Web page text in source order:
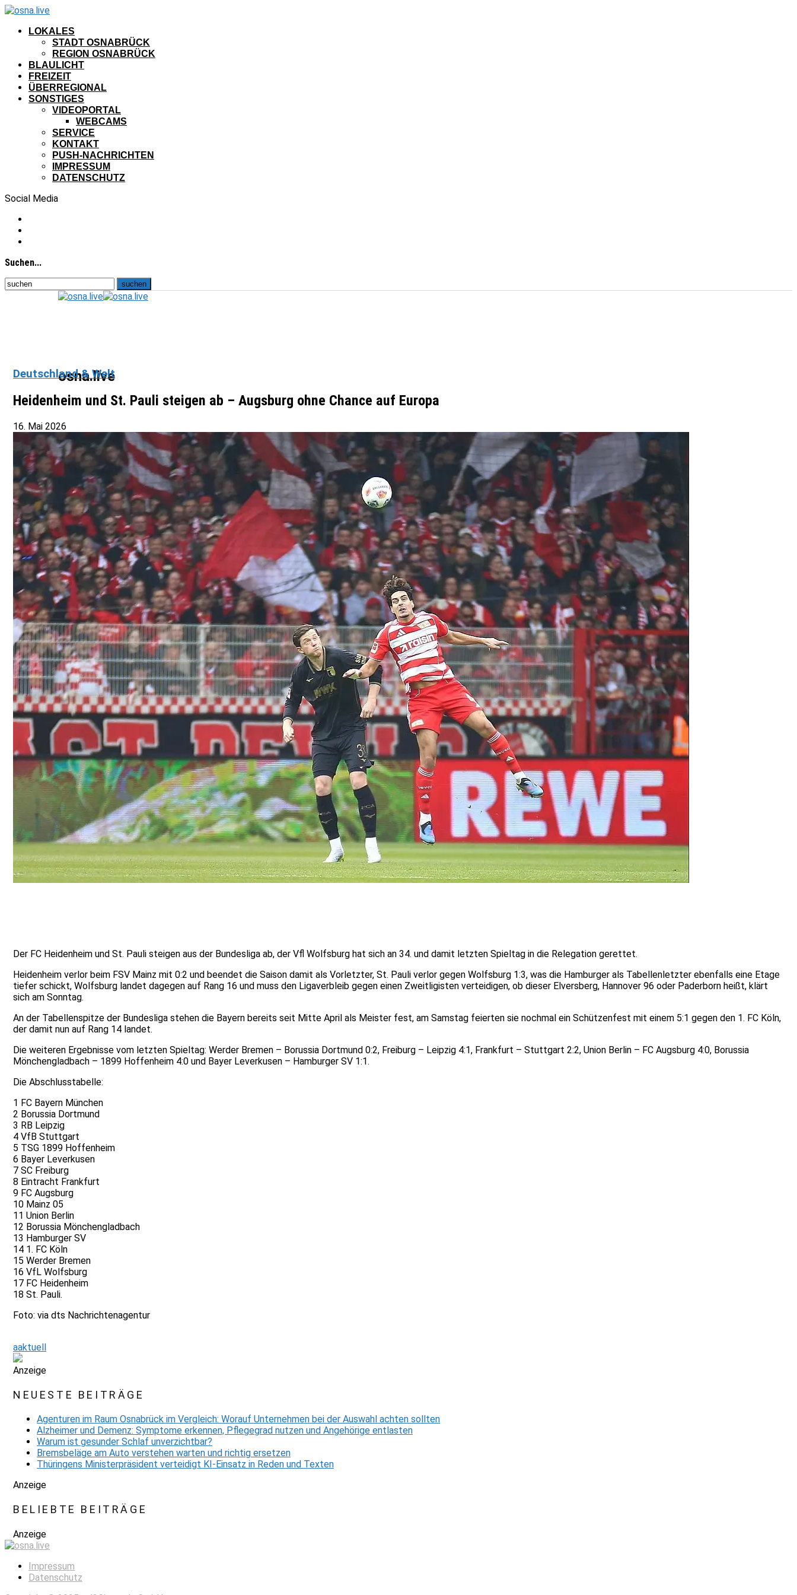
LOKALES
STADT OSNABRÜCK
REGION OSNABRÜCK
BLAULICHT
FREIZEIT
ÜBERREGIONAL
SONSTIGES
VIDEOPORTAL
WEBCAMS
SERVICE
KONTAKT
PUSH-NACHRICHTEN
IMPRESSUM
DATENSCHUTZ
Social Media
Suchen...
osna.live
Deutschland & Welt
Heidenheim und St. Pauli steigen ab – Augsburg ohne Chance auf Europa
16. Mai 2026
Der FC Heidenheim und St. Pauli steigen aus der Bundesliga ab, der Vfl Wolfsburg hat sich an 34. und damit letzten Spieltag in die Relegation gerettet.
Heidenheim verlor beim FSV Mainz mit 0:2 und beendet die Saison damit als Vorletzter, St. Pauli verlor gegen Wolfsburg 1:3, was die Hamburger als Tabellenletzter ebenfalls eine Etage
tiefer schickt, Wolfsburg landet dagegen auf Rang 16 und muss den Ligaverbleib gegen einen Zweitligisten verteidigen, ob dieser Elversberg, Hannover 96 oder Paderborn heißt, klärt
sich am Sonntag.
An der Tabellenspitze der Bundesliga stehen die Bayern bereits seit Mitte April als Meister fest, am Samstag feierten sie nochmal ein Schützenfest mit einem 5:1 gegen den 1. FC Köln,
der damit nun auf Rang 14 landet.
Die weiteren Ergebnisse vom letzten Spieltag: Werder Bremen – Borussia Dortmund 0:2, Freiburg – Leipzig 4:1, Frankfurt – Stuttgart 2:2, Union Berlin – FC Augsburg 4:0, Borussia
Mönchengladbach – 1899 Hoffenheim 4:0 und Bayer Leverkusen – Hamburger SV 1:1.
Die Abschlusstabelle:
1 FC Bayern München
2 Borussia Dortmund
3 RB Leipzig
4 VfB Stuttgart
5 TSG 1899 Hoffenheim
6 Bayer Leverkusen
7 SC Freiburg
8 Eintracht Frankfurt
9 FC Augsburg
10 Mainz 05
11 Union Berlin
12 Borussia Mönchengladbach
13 Hamburger SV
14 1. FC Köln
15 Werder Bremen
16 VfL Wolfsburg
17 FC Heidenheim
18 St. Pauli.
Foto: via dts Nachrichtenagentur
aaktuell
Anzeige
NEUESTE BEITRÄGE
Agenturen im Raum Osnabrück im Vergleich: Worauf Unternehmen bei der Auswahl achten sollten
Alzheimer und Demenz: Symptome erkennen, Pflegegrad nutzen und Angehörige entlasten
Warum ist gesunder Schlaf unverzichtbar?
Bremsbeläge am Auto verstehen warten und richtig ersetzen
Thüringens Ministerpräsident verteidigt KI-Einsatz in Reden und Texten
Anzeige
BELIEBTE BEITRÄGE
Anzeige
Impressum
Datenschutz